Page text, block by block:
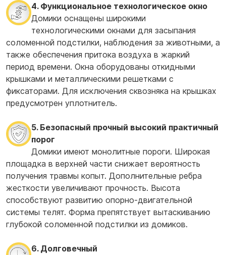
4. Функциональное технологическое окно
Домики оснащены широкими
технологическими окнами для засыпания
соломенной подстилки, наблюдения за животными, а
также обеспечения притока воздуха в жаркий
период времени. Окна оборудованы откидными
крышками и металлическими решетками с
фиксаторами. Для исключения сквозняка на крышках
предусмотрен уплотнитель.
5. Безопасный прочный высокий практичный
порог
Домики имеют монолитные пороги. Широкая
площадка в верхней части снижает вероятность
получения травмы копыт. Дополнительные ребра
жесткости увеличивают прочность. Высота
способствуют развитию опорно-двигательной
системы телят. Форма препятствует вытаскиванию
глубокой соломенной подстилки из домиков.
6. Долговечный